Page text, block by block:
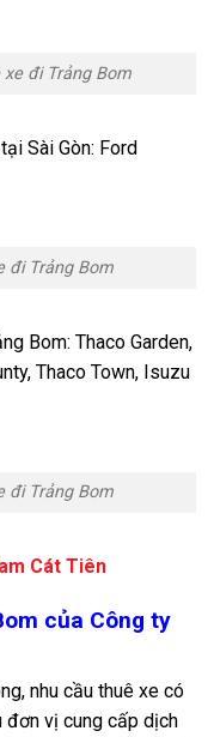
đi Trảng Bom
Sài Gòn: Ford
đi Trảng Bom
Bom: Thaco Garden,
Thaco Town, Isuzu
đi Trảng Bom
Cát Tiên
của Công ty
nhu cầu thuê xe có
đơn vị cung cấp dịch